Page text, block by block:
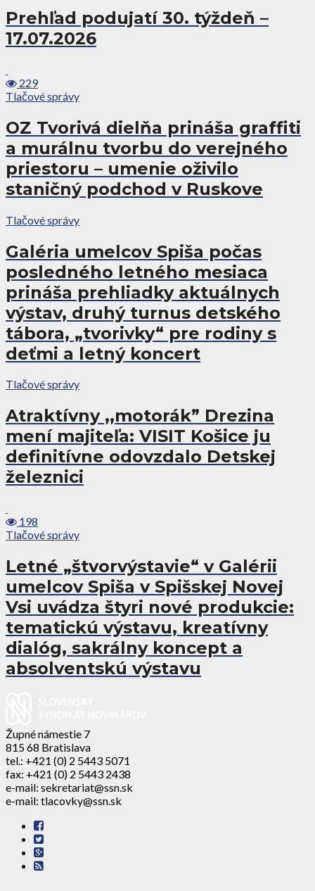
Prehľad podujatí 30. týždeň –
17.07.2026
229
Tlačové správy
OZ Tvorivá dielňa prináša graffiti
a murálnu tvorbu do verejného
priestoru – umenie oživilo
staničný podchod v Ruskove
Tlačové správy
Galéria umelcov Spiša počas
posledného letného mesiaca
prináša prehliadky aktuálnych
výstav, druhý turnus detského
tábora, „tvorivky“ pre rodiny s
deťmi a letný koncert
Tlačové správy
Atraktívny ,,motorák” Drezina
mení majiteľa: VISIT Košice ju
definitívne odovzdalo Detskej
železnici
198
Tlačové správy
Letné „štvorvýstavie“ v Galérii
umelcov Spiša v Spišskej Novej
Vsi uvádza štyri nové produkcie:
tematickú výstavu, kreatívny
dialóg, sakrálny koncept a
absolventskú výstavu
Župné námestie 7
815 68 Bratislava
tel.: +421 (0) 2 5443 5071
fax: +421 (0) 2 5443 2438
e-mail: sekretariat@ssn.sk
e-mail: tlacovky@ssn.sk